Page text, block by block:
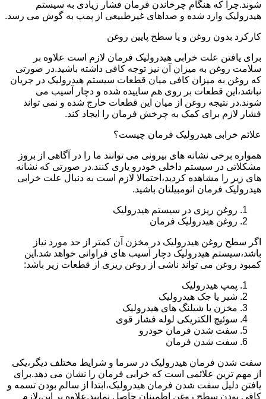
شوند.چرا که هنگام چرخاندن فرمان فشار زیادی به سیستم
هیدرولیک وارد شده و صداهای غیرطبیعی از پمپ به گوش می رسد.
کارکرد بدون روغن و یا سطح پایین روغن
برای یافتن علت خرابی هیدرولیک فرمان لازم است علاوه بر
سلامت روغن به میزان آن نیز توجه کافی داشته باشید.در صورتی
که روغن به میزان کافی میان قطعات سیستم هیدرولیک در جریان
نباشد،این قطعات بر روی هم ساییده شده و دچار آسیب می
شوند.در نتیجه روغن از میان این قطعات خارج شده و نمی تواند
فشار لازم برای کمک به چرخش فرمان را ایجاد کند.
علائم خرابی هیدرولیک فرمان چیست؟
همواره برخی نشانه های بیرونی می توانند ما را در آگاهی از بروز
مشکلاتی در سیستم داخلی خودرو یاری کنند.در صورتی که نشانه
های زیر را مشاهده کردید،احتمالا لازم است به دنبال علت خرابی
هیدرولیک فرمان اتومبیلتان باشید.
روغن ریزی در سیستم هیدرولیک
روغن هیدرولیک فرمان
اگر سطح روغن هیدرولیک در مخزن آن کمتر از حد مورد نیاز
باشد،سیستم هیدرولیک دچار آسیب های فراوانی خواهد شد.این
کمبود روغن می تواند ناشی از روغن ریزی از قطعات زیر باشد:
پمپ هیدرولیک
شیر یا جک هیدرولیک
مخزن یا شیلنگ های هیدرولیک
سوئیچ الکتریکی لوله فشار قوی
سفت شدن فرمان خودرو
سفت شدن فرمان
سفت شدن فرمان هیدرولیک در سرما و شرایط مختلف دیگر،یکی
از مهم ترین علائمی است که خرابی فرمان را نشان می دهد.برای
یافتن دلیل سفت شدن فرمان هیدرولیک،ابتدا از سالم بودن تسمه و
کافی بودن سطح روغن اطمینان حاصل نمایید.علاوه بر این،لازم